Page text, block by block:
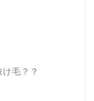
毛？？